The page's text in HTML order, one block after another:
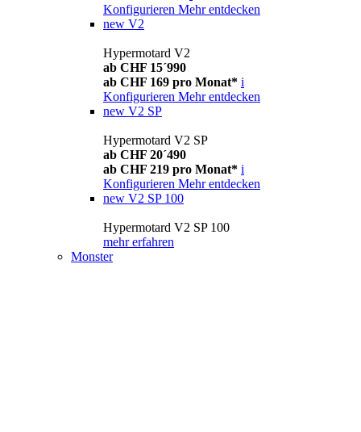
Konfigurieren Mehr entdecken
new V2
Hypermotard V2
ab CHF 15´990
ab CHF 169 pro Monat* i
Konfigurieren Mehr entdecken
new V2 SP
Hypermotard V2 SP
ab CHF 20´490
ab CHF 219 pro Monat* i
Konfigurieren Mehr entdecken
new V2 SP 100
Hypermotard V2 SP 100
mehr erfahren
Monster